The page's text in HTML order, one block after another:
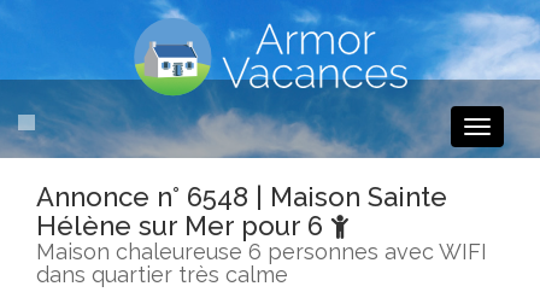
Toggle
Annonce n° 6548 | Maison Sainte
Hélène sur Mer pour 6
Maison chaleureuse 6 personnes avec WIFI
dans quartier très calme